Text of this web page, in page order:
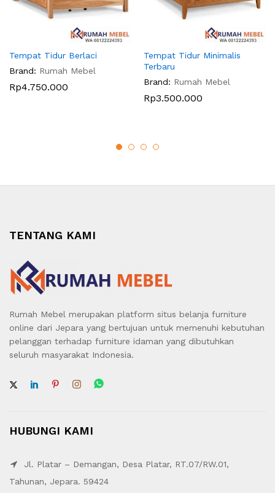
Tempat Tidur Berlaci
Brand: Rumah Mebel
Rp4.750.000
Tempat Tidur Minimalis
Terbaru
Brand: Rumah Mebel
Rp3.500.000
TENTANG KAMI
Rumah Mebel merupakan platform situs belanja furniture
online dari Jepara yang bertujuan untuk memenuhi kebutuhan
pelanggan terhadap furniture idaman yang dibutuhkan
seluruh masyarakat Indonesia.
HUBUNGI KAMI
Jl. Platar – Demangan, Desa Platar, RT.07/RW.01,
Tahunan, Jepara. 59424